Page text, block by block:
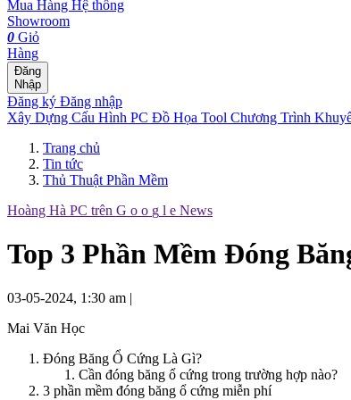
Mua Hàng Hệ thống
Showroom
0 Giỏ
Hàng
Đăng
Nhập
Đăng ký Đăng nhập
Xây Dựng Cấu Hình PC Đồ Họa Tool Chương Trình
Trang chủ
Tin tức
Thủ Thuật Phần Mềm
Hoàng Hà PC trên G o o g l e News
Top 3 Phần Mềm Đóng
03-05-2024, 1:30 am |
Mai Văn Học
Đóng Băng Ổ Cứng Là Gì?
Cần đóng băng ổ cứng trong trường hợp nào?
3 phần mềm đóng băng ổ cứng miễn phí